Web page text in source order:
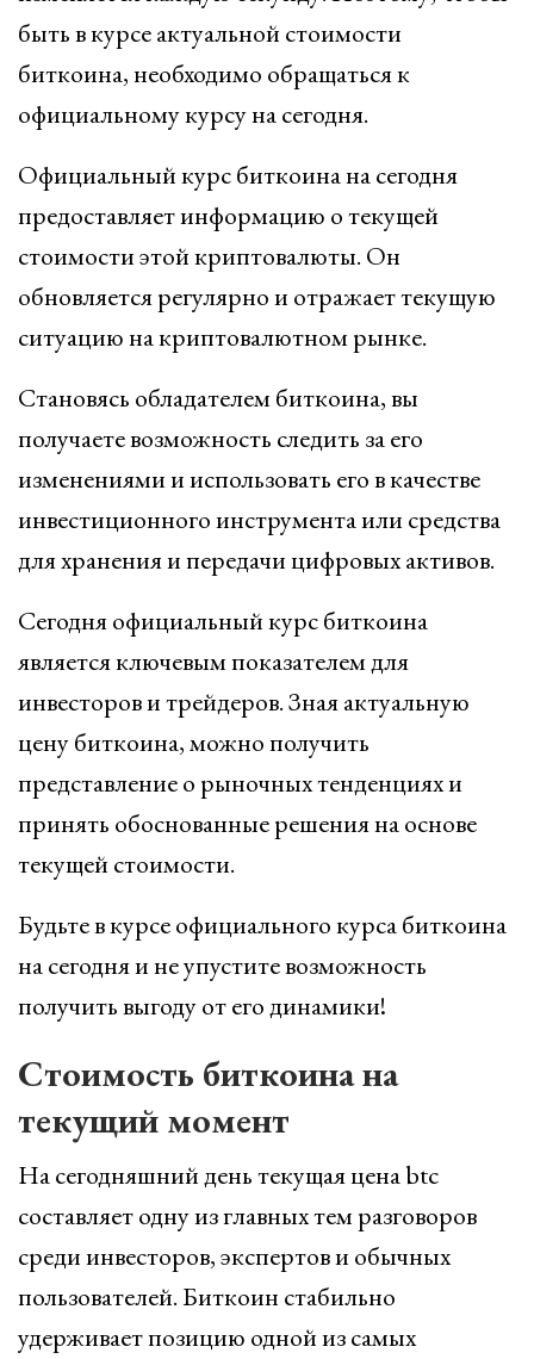
быть в курсе актуальной стоимости
биткоина, необходимо обращаться к
официальному курсу на сегодня.
Официальный курс биткоина на сегодня
предоставляет информацию о текущей
стоимости этой криптовалюты. Он
обновляется регулярно и отражает текущую
ситуацию на криптовалютном рынке.
Становясь обладателем биткоина, вы
получаете возможность следить за его
изменениями и использовать его в качестве
инвестиционного инструмента или средства
для хранения и передачи цифровых активов.
Сегодня официальный курс биткоина
является ключевым показателем для
инвесторов и трейдеров. Зная актуальную
цену биткоина, можно получить
представление о рыночных тенденциях и
принять обоснованные решения на основе
текущей стоимости.
Будьте в курсе официального курса биткоина
на сегодня и не упустите возможность
получить выгоду от его динамики!
Стоимость биткоина на
текущий момент
На сегодняшний день текущая цена btc
составляет одну из главных тем разговоров
среди инвесторов, экспертов и обычных
пользователей. Биткоин стабильно
удерживает позицию одной из самых